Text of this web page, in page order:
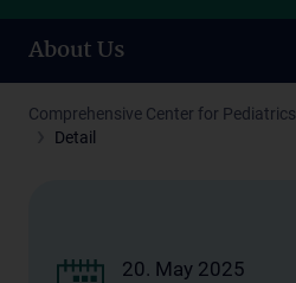
About Us
Comprehensive Center for Pediatrics
Detail
20. May 2025